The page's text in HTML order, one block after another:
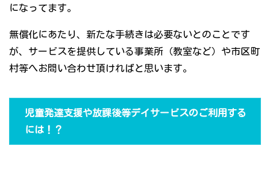
になってます。
無償化にあたり、新たな手続きは必要ないとのことです
が、サービスを提供している事業所（教室など）や市区町
村等へお問い合わせ頂ければと思います。
児童発達支援や放課後等デイサービスのご利用する
には！？